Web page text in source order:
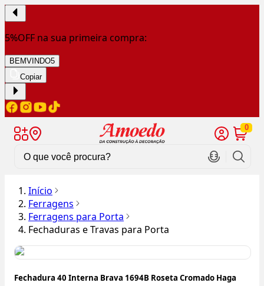
5%OFF na sua primeira compra:
BEMVINDO5
Copiar
0
Início
Ferragens
Ferragens para Porta
Fechaduras e Travas para Porta
Fechadura 40 Interna Brava 1694B Roseta Cromado Haga